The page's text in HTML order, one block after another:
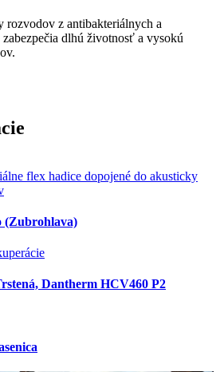
rozvodov z antibakteriálnych a
dlhú životnosť a vysokú
(Zubrohlava)
Dantherm HCV460 P2